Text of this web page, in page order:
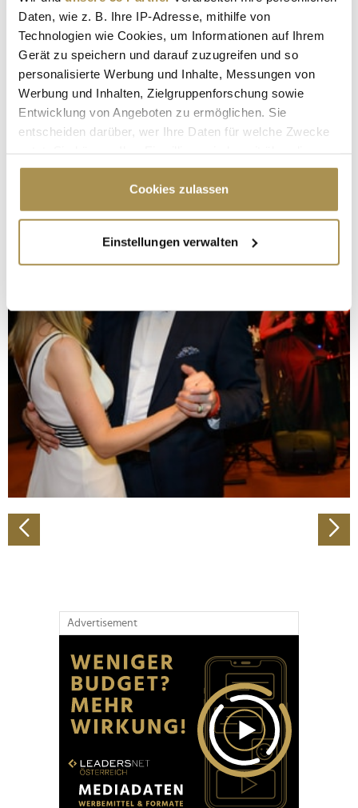
Daten, wie z. B. Ihre IP-Adresse, mithilfe von
Technologien wie Cookies, um Informationen auf Ihrem
Gerät zu speichern und darauf zuzugreifen und so
personalisierte Werbung und Inhalte, Messungen von
Werbung und Inhalten, Zielgruppenforschung sowie
Entwicklung von Angeboten zu ermöglichen. Sie
entscheiden darüber, wer Ihre Daten für welche Zwecke
Cookie-Erklärung oder durch Klicken auf das Privacy
Trigger Symbol ändern oder widerrufen
Informationen über Ihre geografische Lage
erfassen, welche bis auf einige Meter genau sein
bestimmten Merkmalen (Fingerprinting) identifizieren
Erfahren Sie mehr darüber, wie Ihre persönlichen Daten
verarbeitet werden, und legen Sie Ihre Präferenzen im
Abschnitt Einzelheitenfest.
Wir verwenden Cookies, um Inhalte und Anzeigen zu
personalisieren, Funktionen für soziale Medien anbieten
zu können und die Zugriffe auf unsere Website zu
analysieren. Außerdem geben wir Informationen zu Ihrer
Verwendung unserer Website an unsere Partner für
soziale Medien, Werbung und Analysen weiter. Unsere
Partner führen diese Informationen möglicherweise mit
Cookies zulassen
Einstellungen verwalten
Advertisement